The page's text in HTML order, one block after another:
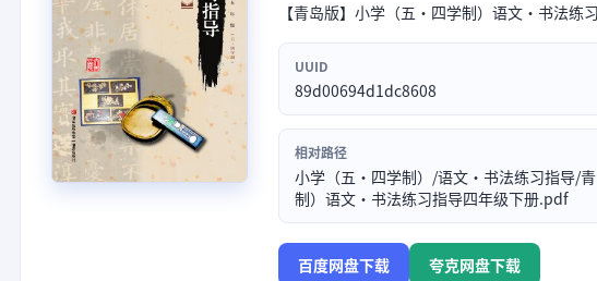
【青岛版】小学（五•四学制）语文·书法练
UUID
89d00694d1dc8608
相对路径
小学（五•四学制）/语文·书法练习指导/
制）语文·书法练习指导四年级下册.pdf
百度网盘下载 夸克网盘下载